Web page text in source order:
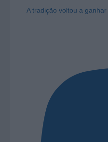
A tradição voltou a